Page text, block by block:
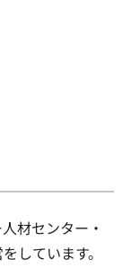
材センター・
しています。